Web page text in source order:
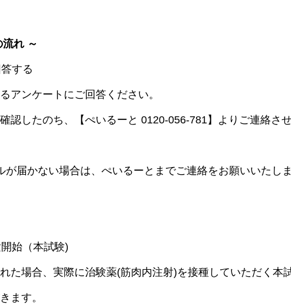
れ ～
する
アンケートにご回答ください。
認したのち、【ぺいるーと 0120-056-781】よりご連絡さ
届かない場合は、ぺいるーとまでご連絡をお願いいたし
始（本試験)
た場合、実際に治験薬(筋肉内注射)を接種していただく本
ます。